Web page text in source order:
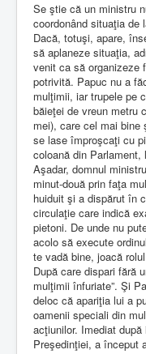
Se ştie că un ministru
coordonând situaţia de
Dacă, totuşi, apare,
să aplaneze situaţia,
venit ca să organizeze
potrivită. Papuc nu a
mulţimii, iar trupele pe
băieţei de vreun metru
mei), care cel mai
se lase împroşcaţi cu
coloană din
Aşadar, domnul
minut-două prin faţa
huiduit şi a dispărut în
circulaţie care indică
pietoni. De unde nu
acolo să execute
te vadă bine, joacă
După care dispari fără
mulţimii înfuriate”. Şi
deloc că apariţia lui a
oamenii speciali din
acţiunilor. Imediat
Preşedinţiei, a început